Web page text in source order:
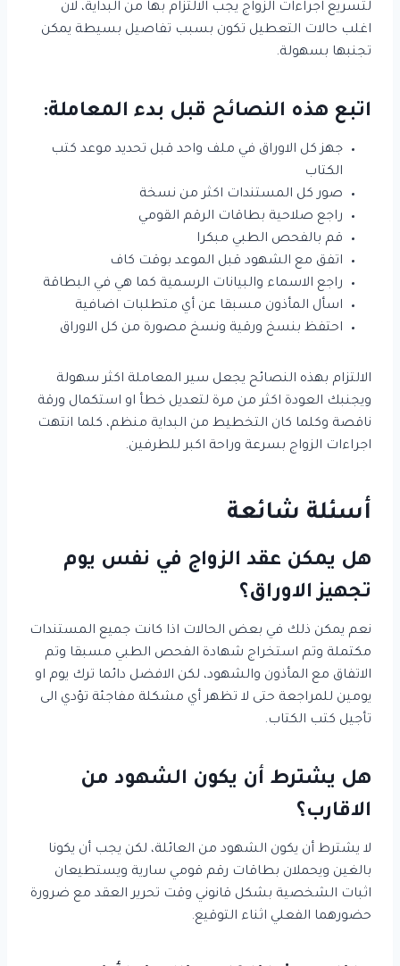
لتسريع اجراءات الزواج يجب الالتزام بها من البداية، لان
اغلب حالات التعطيل تكون بسبب تفاصيل بسيطة يمكن
تجنبها بسهولة.
اتبع هذه النصائح قبل بدء المعاملة:
جهز كل الاوراق في ملف واحد قبل تحديد موعد كتب
الكتاب
صور كل المستندات اكثر من نسخة
راجع صلاحية بطاقات الرقم القومي
قم بالفحص الطبي مبكرا
اتفق مع الشهود قبل الموعد بوقت كاف
راجع الاسماء والبيانات الرسمية كما هي في البطاقة
اسأل المأذون مسبقا عن أي متطلبات اضافية
احتفظ بنسخ ورقية ونسخ مصورة من كل الاوراق
الالتزام بهذه النصائح يجعل سير المعاملة اكثر سهولة
ويجنبك العودة اكثر من مرة لتعديل خطأ او استكمال ورقة
ناقصة وكلما كان التخطيط من البداية منظم، كلما انتهت
اجراءات الزواج بسرعة وراحة اكبر للطرفين.
أسئلة شائعة
هل يمكن عقد الزواج في نفس يوم
تجهيز الاوراق؟
نعم يمكن ذلك في بعض الحالات اذا كانت جميع المستندات
مكتملة وتم استخراج شهادة الفحص الطبي مسبقا وتم
الاتفاق مع المأذون والشهود، لكن الافضل دائما ترك يوم او
يومين للمراجعة حتى لا تظهر أي مشكلة مفاجئة تؤدي الى
تأجيل كتب الكتاب.
هل يشترط أن يكون الشهود من
الاقارب؟
لا يشترط أن يكون الشهود من العائلة، لكن يجب أن يكونا
بالغين ويحملان بطاقات رقم قومي سارية ويستطيعان
اثبات الشخصية بشكل قانوني وقت تحرير العقد مع ضرورة
حضورهما الفعلي اثناء التوقيع.